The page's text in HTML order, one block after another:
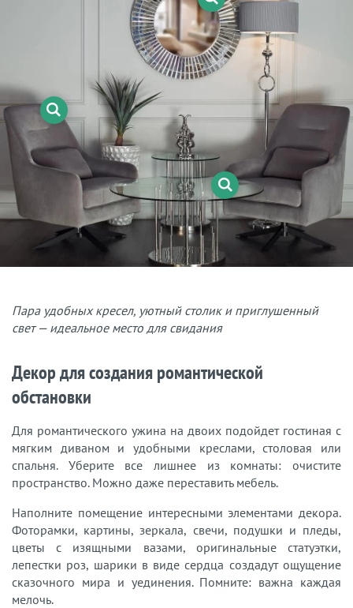
Пара удобных кресел, уютный столик и приглушенный
свет — идеальное место для свидания
Декор для создания романтической
обстановки
Для романтического ужина на двоих подойдет гостиная с
мягким диваном и удобными креслами, столовая или
спальня. Уберите все лишнее из комнаты: очистите
пространство. Можно даже переставить мебель.
Наполните помещение интересными элементами декора.
Фоторамки, картины, зеркала, свечи, подушки и пледы,
цветы с изящными вазами, оригинальные статуэтки,
лепестки роз, шарики в виде сердца создадут ощущение
сказочного мира и уединения. Помните: важна каждая
мелочь.